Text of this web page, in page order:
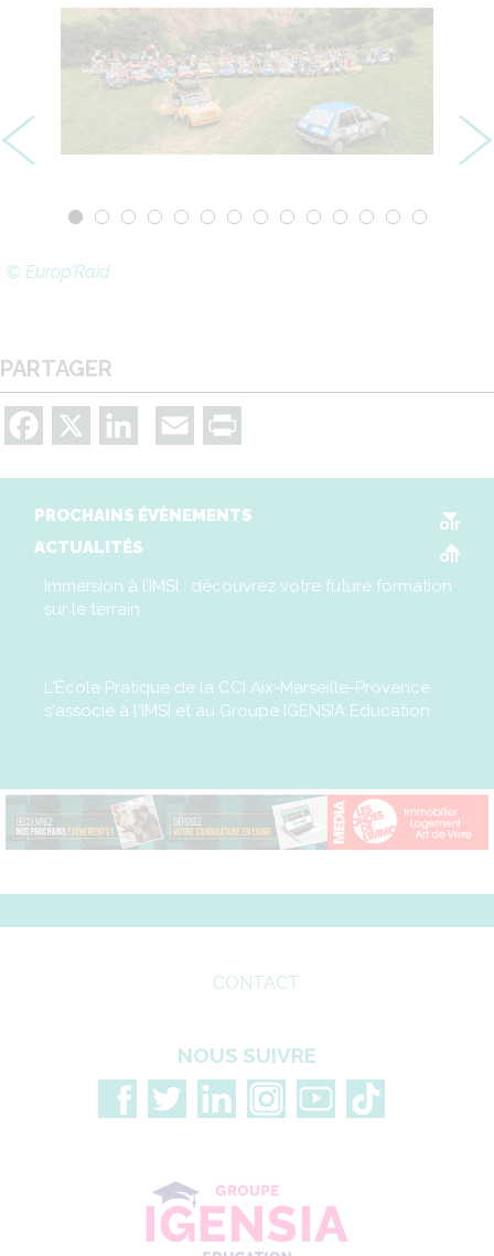
© Europ'Raid
PARTAGER
Facebook LinkedIn Email
PROCHAINS ÉVÈNEMENTS
oir
ACTUALITÉS
oir
Immersion à l’IMSI : découvrez votre future formation
sur le terrain
L'École Pratique de la CCI Aix-Marseille-Provence
s'associe à l'IMSI et au Groupe IGENSIA Education
CONTACT
NOUS SUIVRE